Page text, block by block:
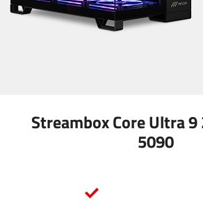
Streambox Core Ultra 9
5090